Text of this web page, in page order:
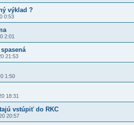
výklad ?
0:53
2:01
21:53
1:50
18:31
vstúpiť do RKC
20:57